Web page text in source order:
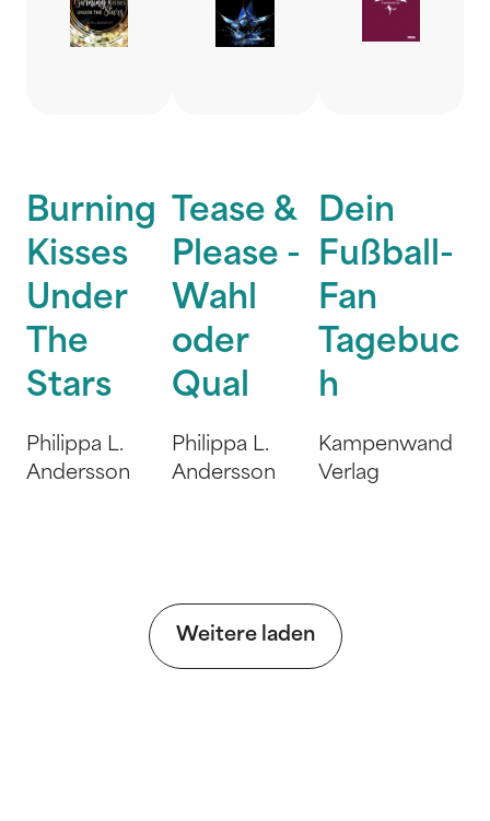
Burning
Kisses
Under
The
Stars
Philippa L.
Andersson
Tease &
Please -
Wahl
oder
Qual
Philippa L.
Andersson
Dein
Fußball-
Fan
Tagebuc
h
Kampenwand
Verlag
Weitere laden